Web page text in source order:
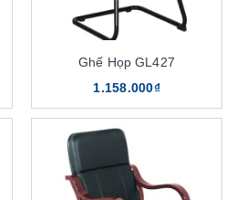
Ghế Họp GL427
1.158.000₫